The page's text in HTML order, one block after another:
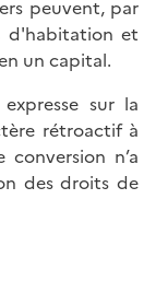
peuvent, par
d'habitation et
un capital.
sur la
rétroactif à
n’a
des droits de